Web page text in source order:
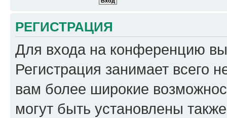
РЕГИСТРАЦИЯ
Для входа на конференцию
Регистрация занимает всего
вам более широкие
могут быть установлены